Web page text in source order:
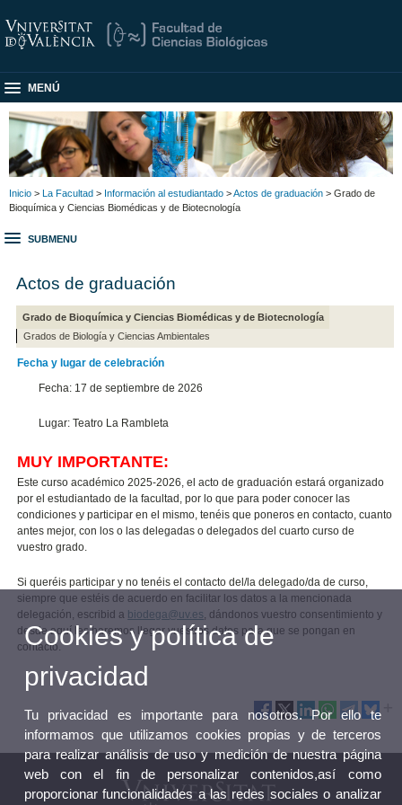
MENÚ
Inicio > La Facultad > Información al estudiantado >Actos de graduación > Grado de
Bioquímica y Ciencias Biomédicas y de Biotecnología
SUBMENU
Actos de graduación
Grado de Bioquímica y Ciencias Biomédicas y de Biotecnología
Grados de Biología y Ciencias Ambientales
Fecha y lugar de celebración
Fecha: 17 de septiembre de 2026
Lugar: Teatro La Rambleta
MUY IMPORTANTE:
Este curso académico 2025-2026, el acto de graduación estará organizado
por el estudiantado de la facultad, por lo que para poder conocer las
condiciones y participar en el mismo, tenéis que poneros en contacto, cuanto
antes mejor, con los o las delegadas o delegados del cuarto curso de
vuestro grado.
Si queréis participar y no tenéis el contacto del/la delegado/da de curso,
siempre que estéis de acuerdo en facilitar los datos a la mencionada
delegación, escribid a biodega@uv.es, dándonos vuestro consentimiento y
desde aquí les haremos llegar vuestros datos para que se pongan en
contacto.
Cookies y política de
privacidad
Tu privacidad es importante para nosotros. Por ello te
informamos que utilizamos cookies propias y de terceros
para realizar análisis de uso y medición de nuestra página
web con el fin de personalizar contenidos,así como
proporcionar funcionalidades a las redes sociales o analizar